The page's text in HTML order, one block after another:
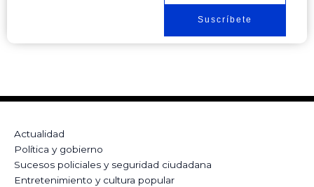
Suscríbete
Actualidad
Política y gobierno
Sucesos policiales y seguridad ciudadana
Entretenimiento y cultura popular